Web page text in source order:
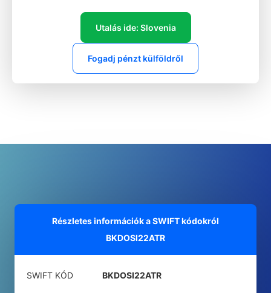
Utalás ide: Slovenia
Fogadj pénzt külföldről
Részletes információk a SWIFT kódokról
BKDOSI22ATR
SWIFT KÓD BKDOSI22ATR